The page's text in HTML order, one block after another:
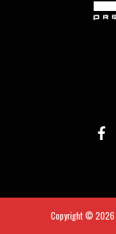
Copyright © 2026